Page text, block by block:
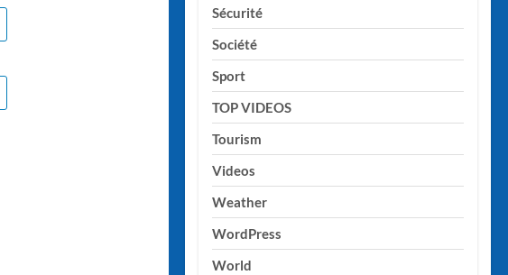
Sécurité
Société
Sport
TOP VIDEOS
Tourism
Videos
Weather
WordPress
World